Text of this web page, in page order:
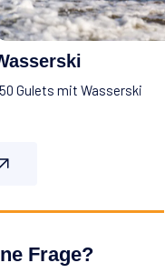
Gulets mit Wasserski
Frage?